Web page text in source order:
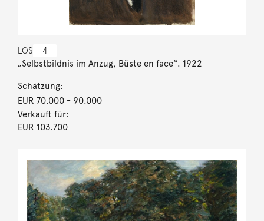
LOS 4
„Selbstbildnis im Anzug, Büste en face“. 1922
Schätzung:
EUR 70.000- 90.000
Verkauft für:
EUR 103.700